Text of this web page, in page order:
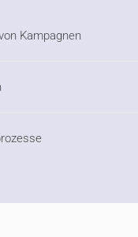
Kampagnen